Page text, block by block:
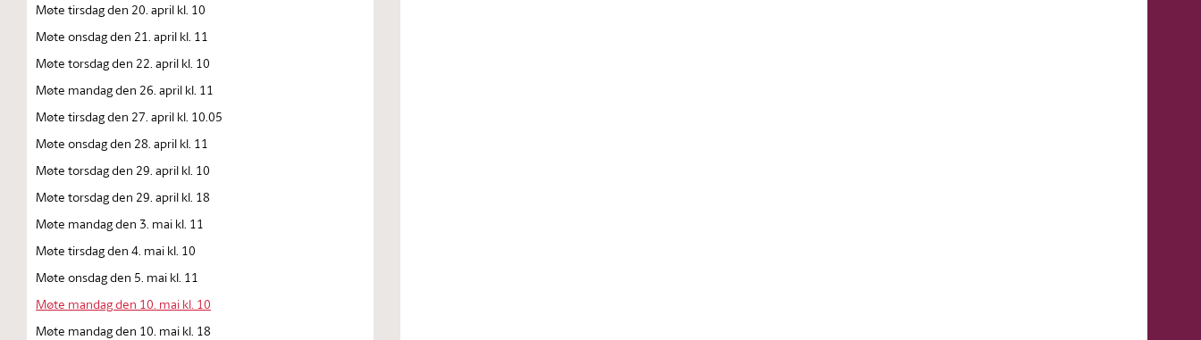
Møte tirsdag den 20. april kl. 10
Møte onsdag den 21. april kl. 11
Møte torsdag den 22. april kl. 10
Møte mandag den 26. april kl. 11
Møte tirsdag den 27. april kl. 10.05
Møte onsdag den 28. april kl. 11
Møte torsdag den 29. april kl. 10
Møte torsdag den 29. april kl. 18
Møte mandag den 3. mai kl. 11
Møte tirsdag den 4. mai kl. 10
Møte onsdag den 5. mai kl. 11
Møte mandag den 10. mai kl. 10
Møte mandag den 10. mai kl. 18